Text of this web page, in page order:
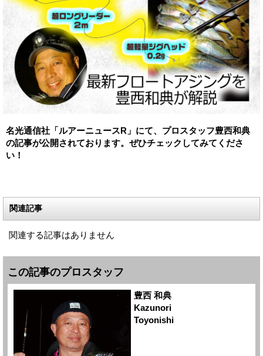
名光通信社「ルアーニュースR」にて、プロスタッフ豊西和典
の記事が公開されております。ぜひチェックしてみてくださ
い！
関連記事
関連する記事はありません
この記事のプロスタッフ
豊西 和典
Kazunori
Toyonishi